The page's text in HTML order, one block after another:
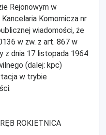
Rejonowym w
Komornicza nr
wiadomości, że
w zw. z art. 867 w
z dnia 17 listopada 1964
(dalej: kpc)
w trybie
ROKIETNICA